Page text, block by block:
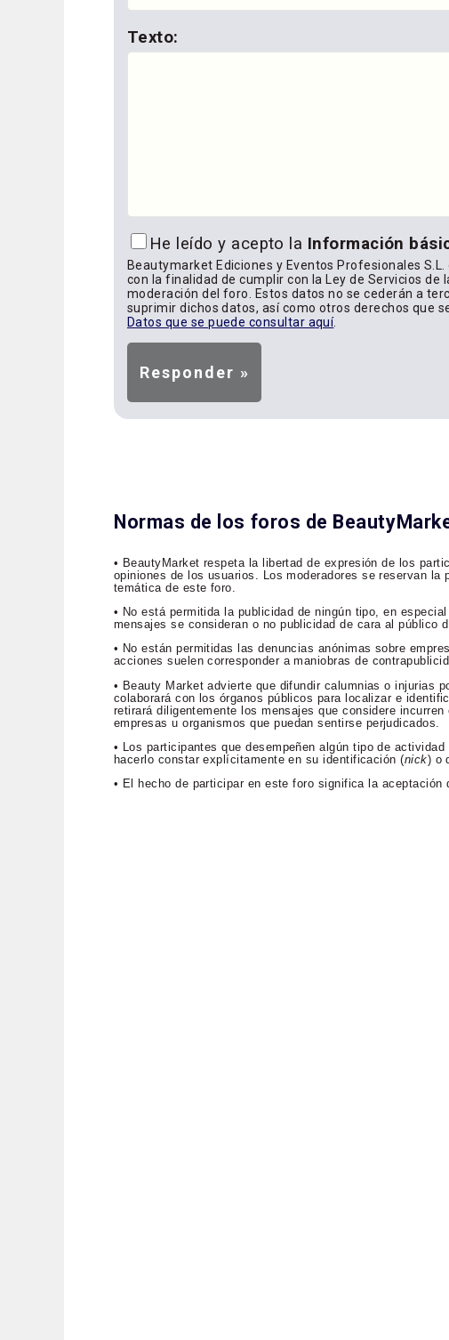
Texto:
He leído y acepto la Información
Beautymarket Ediciones y Eventos Profesionales
con la finalidad de cumplir con la Ley de Servicios
moderación del foro. Estos datos no se cederán a
suprimir dichos datos, así como otros derechos que
Datos que se puede consultar aquí.
Normas de los foros de
• BeautyMarket respeta la libertad de expresión de los
opiniones de los usuarios. Los moderadores se reservan
temática de este foro.
• No está permitida la publicidad de ningún tipo, en
mensajes se consideran o no publicidad de cara al público
• No están permitidas las denuncias anónimas sobre
acciones suelen corresponder a maniobras de
• Beauty Market advierte que difundir calumnias o injurias
colaborará con los órganos públicos para localizar e
retirará diligentemente los mensajes que considere
empresas u organismos que puedan sentirse perjudicados.
• Los participantes que desempeñen algún tipo de
hacerlo constar explícitamente en su identificación (nick) o
• El hecho de participar en este foro significa la aceptación